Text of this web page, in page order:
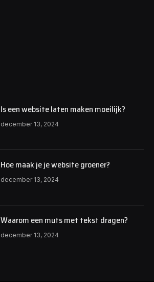
Is een website laten maken moeilijk?
december 13, 2024
Hoe maak je je website groener?
december 13, 2024
Waarom een muts met tekst dragen?
december 13, 2024